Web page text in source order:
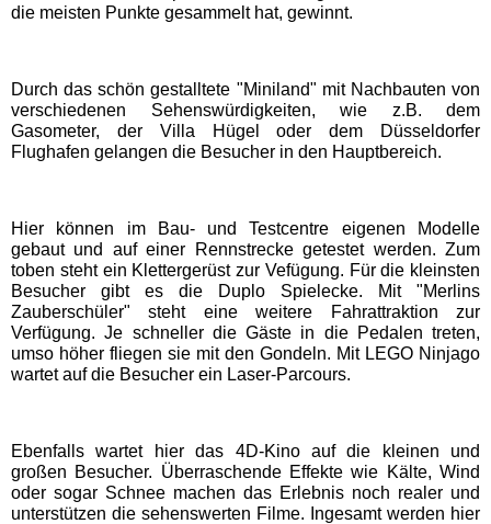
Traumland auf der
Bärenhöhle
Allgäu Skyline Park
Bayern-Park
EDELWIES
Freizeit-Land Geiselwind
LEGOLAND Deutschland
die meisten Punkte gesammelt hat, gewinnt.
Durch das schön gestalltete "Miniland" mit Nachbauten von
verschiedenen Sehenswürdigkeiten, wie z.B. dem
Gasometer, der Villa Hügel oder dem Düsseldorfer
Flughafen gelangen die Besucher in den Hauptbereich.
Hier können im Bau- und Testcentre eigenen Modelle
gebaut und auf einer Rennstrecke getestet werden. Zum
toben steht ein Klettergerüst zur Vefügung. Für die kleinsten
Besucher gibt es die Duplo Spielecke. Mit "Merlins
Zauberschüler" steht eine weitere Fahrattraktion zur
Verfügung. Je schneller die Gäste in die Pedalen treten,
umso höher fliegen sie mit den Gondeln. Mit LEGO Ninjago
wartet auf die Besucher ein Laser-Parcours.
Ebenfalls wartet hier das 4D-Kino auf die kleinen und
großen Besucher. Überraschende Effekte wie Kälte, Wind
oder sogar Schnee machen das Erlebnis noch realer und
unterstützen die sehenswerten Filme. Ingesamt werden hier